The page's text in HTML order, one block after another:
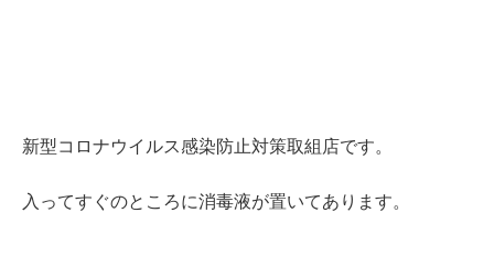
新型コロナウイルス感染防止対策取組店です。
入ってすぐのところに消毒液が置いてあります。